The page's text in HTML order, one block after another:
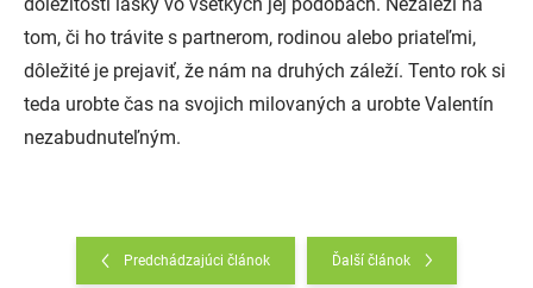
tom, či ho trávite s partnerom, rodinou alebo priateľmi,
dôležité je prejaviť, že nám na druhých záleží. Tento rok si
teda urobte čas na svojich milovaných a urobte Valentín
nezabudnuteľným.
Predchádzajúci článok Ďalší článok